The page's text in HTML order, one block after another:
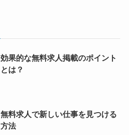
効果的な無料求人掲載のポイント
とは？
無料求人で新しい仕事を見つける
方法